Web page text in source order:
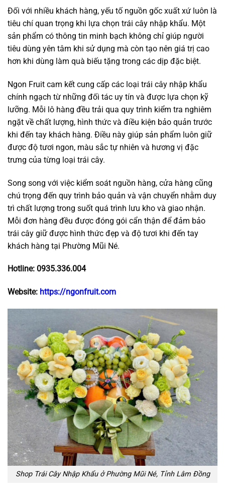
Đối với nhiều khách hàng, yếu tố nguồn gốc xuất xứ luôn là
tiêu chí quan trọng khi lựa chọn trái cây nhập khẩu. Một
sản phẩm có thông tin minh bạch không chỉ giúp người
tiêu dùng yên tâm khi sử dụng mà còn tạo nên giá trị cao
hơn khi dùng làm quà biếu tặng trong các dịp đặc biệt.
Ngon Fruit cam kết cung cấp các loại trái cây nhập khẩu
chính ngạch từ những đối tác uy tín và được lựa chọn kỹ
lưỡng. Mỗi lô hàng đều trải qua quy trình kiểm tra nghiêm
ngặt về chất lượng, hình thức và điều kiện bảo quản trước
khi đến tay khách hàng. Điều này giúp sản phẩm luôn giữ
được độ tươi ngon, màu sắc tự nhiên và hương vị đặc
trưng của từng loại trái cây.
Song song với việc kiểm soát nguồn hàng, cửa hàng cũng
chú trọng đến quy trình bảo quản và vận chuyển nhằm duy
trì chất lượng trong suốt quá trình lưu kho và giao nhận.
Mỗi đơn hàng đều được đóng gói cẩn thận để đảm bảo
trái cây giữ được hình thức đẹp và độ tươi khi đến tay
khách hàng tại Phường Mũi Né.
Hotline: 0935.336.004
Website: https://ngonfruit.com
Shop Trái Cây Nhập Khẩu ở Phường Mũi Né, Tỉnh Lâm Đồng